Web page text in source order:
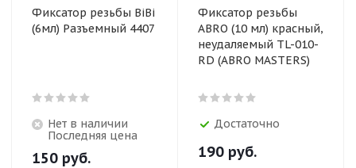
Фиксатор резьбы BiBi
(6мл) Разъемный 4407
Нет в наличии
Последняя цена
150 руб.
Фиксатор резьбы
ABRO (10 мл) красный,
неудаляемый TL-010-
RD (ABRO MASTERS)
Достаточно
190 руб.